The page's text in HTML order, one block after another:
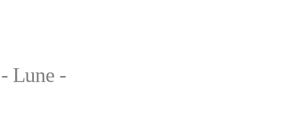
Lune -